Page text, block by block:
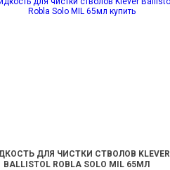
ДЛЯ ЧИСТКИ СТВОЛОВ KLEVER
BALLISTOL ROBLA SOLO MIL 65МЛ